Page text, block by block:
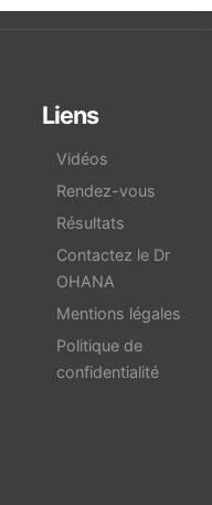
Liens
Vidéos
Rendez-vous
Résultats
Contactez le Dr
OHANA
Mentions légales
Politique de
confidentialité